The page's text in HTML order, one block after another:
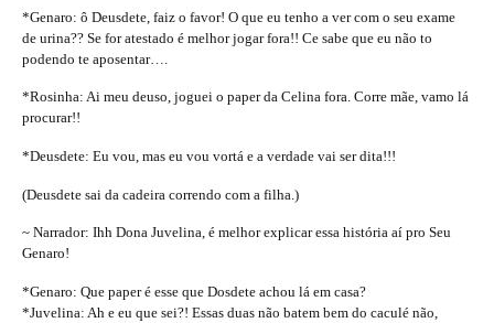
*Genaro: ô Deusdete, faiz o favor! O que eu tenho a ver com o seu exame
de urina?? Se for atestado é melhor jogar fora!! Ce sabe que eu não to
podendo te aposentar….
*Rosinha: Ai meu deuso, joguei o paper da Celina fora. Corre mãe, vamo lá
procurar!!
*Deusdete: Eu vou, mas eu vou vortá e a verdade vai ser dita!!!
(Deusdete sai da cadeira correndo com a filha.)
~ Narrador: Ihh Dona Juvelina, é melhor explicar essa história aí pro Seu
Genaro!
*Genaro: Que paper é esse que Dosdete achou lá em casa?
*Juvelina: Ah e eu que sei?! Essas duas não batem bem do caculé não,